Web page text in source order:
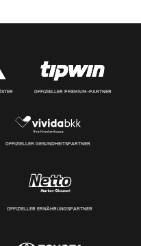
OFFIZIELLER PREMIUM-PARTNER
OFFIZIELLER GESUNDHEITSPARTNER
OFFIZIELLER ERNÄHRUNGSPARTNER